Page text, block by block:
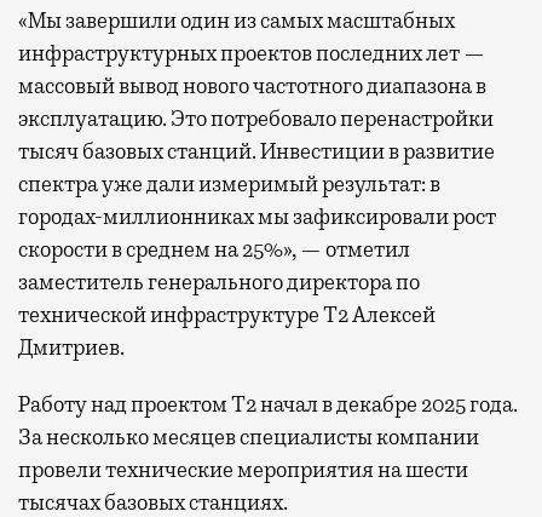
«Мы завершили один из самых масштабных
инфраструктурных проектов последних лет —
массовый вывод нового частотного диапазона в
эксплуатацию. Это потребовало перенастройки
тысяч базовых станций. Инвестиции в развитие
спектра уже дали измеримый результат: в
городах-миллионниках мы зафиксировали рост
скорости в среднем на 25%», — отметил
заместитель генерального директора по
технической инфраструктуре Т2 Алексей
Дмитриев.
Работу над проектом Т2 начал в декабре 2025 года.
За несколько месяцев специалисты компании
провели технические мероприятия на шести
тысячах базовых станциях.